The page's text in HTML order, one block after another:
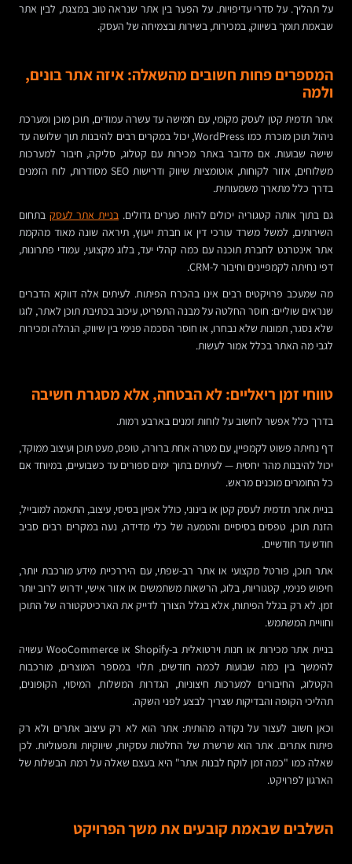
על תהליך. על סדרי עדיפויות. על הפער בין אתר שנראה טוב במצגת, לבין אתר
שבאמת תומך בשיווק, במכירות, בשירות ובצמיחה של העסק.
המספרים פחות חשובים מהשאלה: איזה אתר בונים,
ולמה
אתר תדמית קטן לעסק מקומי, עם חמישה עד עשרה עמודים, תוכן מוכן ומערכת
ניהול תוכן מוכרת כמו WordPress, יכול במקרים רבים להיבנות תוך שלושה עד
שישה שבועות. אם מדובר באתר מכירות עם קטלוג, סליקה, חיבור למערכות
משלוחים, אזור לקוחות, אוטומציות שיווק ודרישות SEO מסודרות, לוח הזמנים
בדרך כלל מתארך משמעותית.
גם בתוך אותה קטגוריה יכולים להיות פערים גדולים.בניית אתר לעסק בתחום
השירותים, למשל משרד עורכי דין או חברת ייעוץ, תיראה שונה מאוד מהקמת
אתר אינטרנט לחברת תוכנה עם כמה קהלי יעד, בלוג מקצועי, עמודי פתרונות,
דפי נחיתה לקמפיינים וחיבור ל-CRM.
מה שמעכב פרויקטים רבים אינו בהכרח הפיתוח. לעיתים אלה דווקא הדברים
שנראים שוליים: חוסר החלטה על מבנה התפריט, עיכוב בכתיבת תוכן לאתר, לוגו
שלא נסגר, תמונות שלא נבחרו, או חוסר הסכמה פנימי בין שיווק, הנהלה ומכירות
לגבי מה האתר בכלל אמור לעשות.
טווחי זמן ריאליים: לא הבטחה, אלא מסגרת חשיבה
בדרך כלל אפשר לחשוב על לוחות זמנים בארבע רמות.
דף נחיתה פשוט לקמפיין, עם מטרה אחת ברורה, טופס, מעט תוכן ועיצוב ממוקד,
יכול להיבנות מהר יחסית — לעיתים בתוך ימים ספורים עד כשבועיים, במיוחד אם
כל החומרים מוכנים מראש.
בניית אתר תדמית לעסק קטן או בינוני, כולל אפיון בסיסי, עיצוב, התאמה למובייל,
הזנת תוכן, טפסים בסיסיים והטמעה של כלי מדידה, נעה במקרים רבים סביב
חודש עד חודשיים.
אתר תוכן, פורטל מקצועי או אתר רב-שפתי, עם היררכיית מידע מורכבת יותר,
חיפוש פנימי, קטגוריות, בלוג, הרשאות משתמשים או אזור אישי, ידרוש לרוב יותר
זמן. לא רק בגלל הפיתוח, אלא בגלל הצורך לדייק את הארכיטקטורה של התוכן
וחוויית המשתמש.
בניית אתר מכירות או חנות וירטואלית ב-Shopify או WooCommerce עשויה
להימשך בין כמה שבועות לכמה חודשים, תלוי במספר המוצרים, מורכבות
הקטלוג, החיבורים למערכות חיצוניות, הגדרות המשלוח, המיסוי, הקופונים,
תהליכי הקופה והבדיקות שצריך לבצע לפני השקה.
וכאן חשוב לעצור על נקודה מהותית: אתר הוא לא רק עיצוב אתרים ולא רק
פיתוח אתרים. אתר הוא שרשרת של החלטות עסקיות, שיווקיות ותפעוליות. לכן
שאלה כמו "כמה זמן לוקח לבנות אתר" היא בעצם שאלה על רמת הבשלות של
הארגון לפרויקט.
השלבים שבאמת קובעים את משך הפרויקט